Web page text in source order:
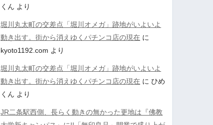
くん より
堀川丸太町の交差点「堀川オメガ」跡地がいよいよ
動き出す。街から消えゆくパチンコ店の現在 に
kyoto1192.com より
堀川丸太町の交差点「堀川オメガ」跡地がいよいよ
動き出す。街から消えゆくパチンコ店の現在 に ひめ
くん より
JR二条駅西側、長らく動きの無かった更地は『佛教